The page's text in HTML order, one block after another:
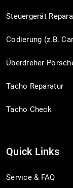
Steuergerät
Codierung (z.B.
Überdreher
Tacho Reparatur
Tacho Check
Quick Links
Service & FAQ